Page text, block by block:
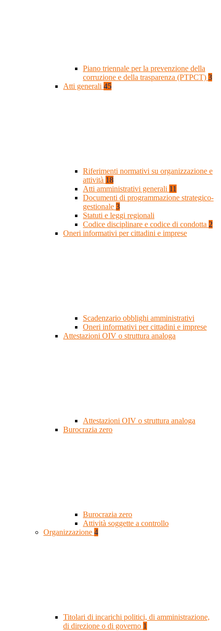
Piano triennale per la prevenzione della
corruzione e della trasparenza (PTPCT) 3
Atti generali 45
Riferimenti normativi su organizzazione e
attività 18
Atti amministrativi generali 11
Documenti di programmazione strategico-
gestionale 3
Statuti e leggi regionali
Codice disciplinare e codice di condotta 2
Oneri informativi per cittadini e imprese
Scadenzario obblighi amministrativi
Oneri informativi per cittadini e imprese
Attestazioni OIV o struttura analoga
Attestazioni OIV o struttura analoga
Burocrazia zero
Burocrazia zero
Attività soggette a controllo
Organizzazione 4
Titolari di incarichi politici, di amministrazione,
di direzione o di governo 1